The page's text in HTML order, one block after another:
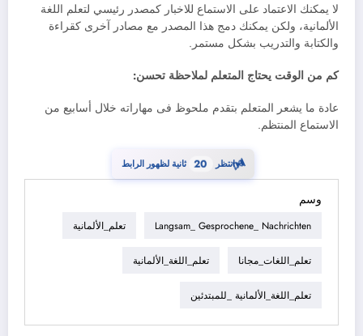
لا يمكنك الاعتماد على الاستماع للاخبار كمصدر رئيسي لتعلم اللغة
الألمانية، ولكن يمكنك دمج هذا المصدر مع مصادر آخرى كقراءة
والكتابة والتدريب بشكل مستمر.
كم من الوقت يحتاج المتعلم لملاحظة تحسن:
عادة ما يشعر المتعلم بتقدم ملحوظ فى مهاراته خلال أسابيع من
الاستماع المنتظم.
⏳انتظر 19 ثانية لظهور الرابط
وسم
Langsam_ Gesprochene_ Nachrichten تعلم_الألمانية
تعلم_اللغات_مجانا تعلم_اللغة_الألمانية
تعلم_اللغة_الألمانية _للمبتدئين